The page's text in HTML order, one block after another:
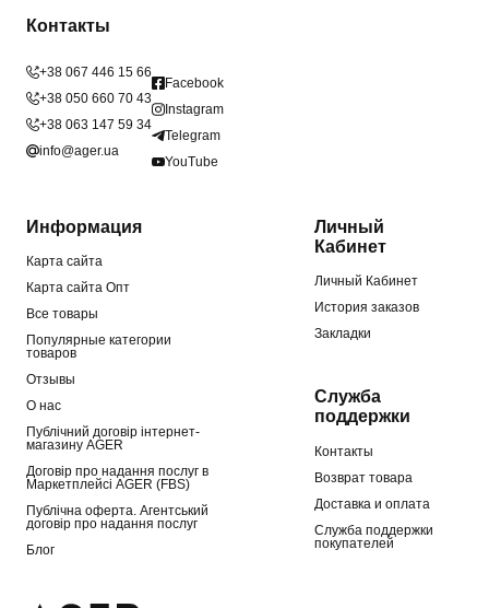
Контакты
+38 067 446 15 66
+38 050 660 70 43
+38 063 147 59 34
info@ager.ua
Facebook
Instagram
Telegram
YouTube
Информация
Карта сайта
Карта сайта Опт
Все товары
Популярные категории
товаров
Отзывы
О нас
Публічний договір інтернет-
магазину AGER
Договір про надання послуг в
Маркетплейсі AGER (FBS)
Публічна оферта. Агентський
договір про надання послуг
Блог
Личный
Кабинет
Личный Кабинет
История заказов
Закладки
Служба
поддержки
Контакты
Возврат товара
Доставка и оплата
Служба поддержки
покупателей